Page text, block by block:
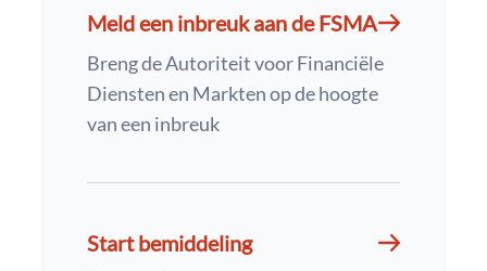
Meld een inbreuk aan de FSMA
Breng de Autoriteit voor Financiële
Diensten en Markten op de hoogte
van een inbreuk
Start bemiddeling